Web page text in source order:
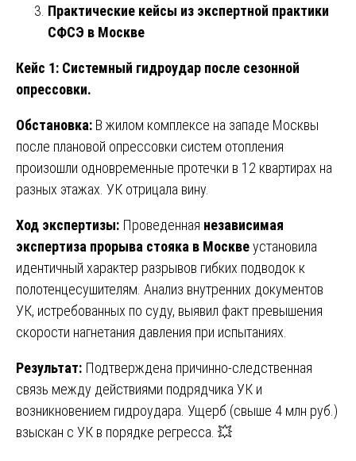
Практические кейсы из экспертной практики
СФСЭ в Москве
Кейс 1: Системный гидроудар после сезонной
опрессовки.
Обстановка: В жилом комплексе на западе Москвы
после плановой опрессовки систем отопления
произошли одновременные протечки в 12 квартирах на
разных этажах. УК отрицала вину.
Ход экспертизы: Проведенная независимая
экспертиза прорыва стояка в Москвеустановила
идентичный характер разрывов гибких подводок к
полотенцесушителям. Анализ внутренних документов
УК, истребованных по суду, выявил факт превышения
скорости нагнетания давления при испытаниях.
Результат: Подтверждена причинно-следственная
связь между действиями подрядчика УК и
возникновением гидроудара. Ущерб (свыше 4 млн руб.)
взыскан с УК в порядке регресса. 💥